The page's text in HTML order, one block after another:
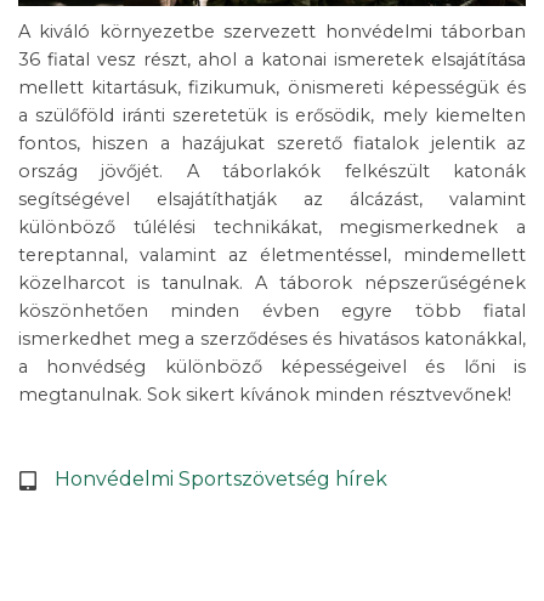
A kiváló környezetbe szervezett honvédelmi táborban
36 fiatal vesz részt, ahol a katonai ismeretek elsajátítása
mellett kitartásuk, fizikumuk, önismereti képességük és
a szülőföld iránti szeretetük is erősödik, mely kiemelten
fontos, hiszen a hazájukat szerető fiatalok jelentik az
ország jövőjét. A táborlakók felkészült katonák
segítségével elsajátíthatják az álcázást, valamint
különböző túlélési technikákat, megismerkednek a
tereptannal, valamint az életmentéssel, mindemellett
közelharcot is tanulnak. A táborok népszerűségének
köszönhetően minden évben egyre több fiatal
ismerkedhet meg a szerződéses és hivatásos katonákkal,
a honvédség különböző képességeivel és lőni is
megtanulnak. Sok sikert kívánok minden résztvevőnek!
Honvédelmi Sportszövetség hírek